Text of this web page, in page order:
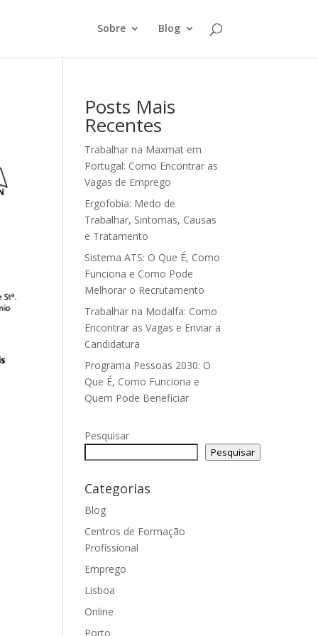
Sobre Blog
Posts Mais
Recentes
Trabalhar na Maxmat em
Portugal: Como Encontrar as
Vagas de Emprego
Ergofobia: Medo de
Trabalhar, Sintomas, Causas
e Tratamento
Sistema ATS: O Que É, Como
Funciona e Como Pode
Melhorar o Recrutamento
Trabalhar na Modalfa: Como
Encontrar as Vagas e Enviar a
Candidatura
Programa Pessoas 2030: O
Que É, Como Funciona e
Quem Pode Beneficiar
Pesquisar
Pesquisar
Categorias
Blog
Centros de Formação
Profissional
Emprego
Lisboa
Online
Porto